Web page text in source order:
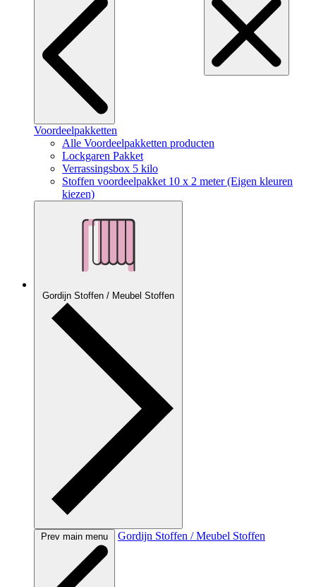
Voordeelpakketten
Alle Voordeelpakketten producten
Lockgaren Pakket
Verrassingsbox 5 kilo
Stoffen voordeelpakket 10 x 2 meter (Eigen kleuren
kiezen)
Gordijn Stoffen / Meubel Stoffen
Prev main menu Gordijn Stoffen / Meubel Stoffen